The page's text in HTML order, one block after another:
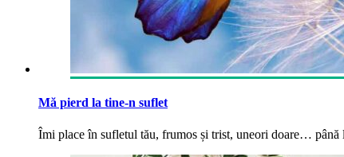
Mă pierd la tine-n suflet
Îmi place în sufletul tău, frumos și trist, uneori doare… până